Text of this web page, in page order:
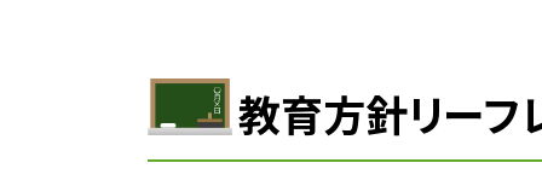
教育方針リーフ